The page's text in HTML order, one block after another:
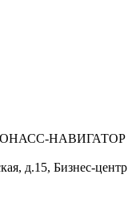
НАВИГАТОР
д.15, Бизнес-центр